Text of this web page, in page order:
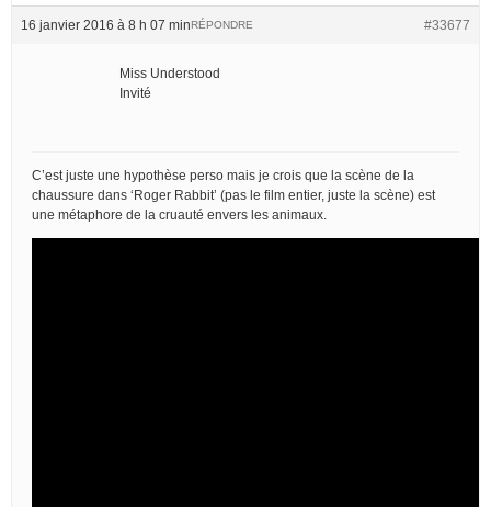
16 janvier 2016 à 8 h 07 min #33677
RÉPONDRE
Miss Understood
Invité
C’est juste une hypothèse perso mais je crois que la scène de la
chaussure dans ‘Roger Rabbit’ (pas le film entier, juste la scène) est
une métaphore de la cruauté envers les animaux.